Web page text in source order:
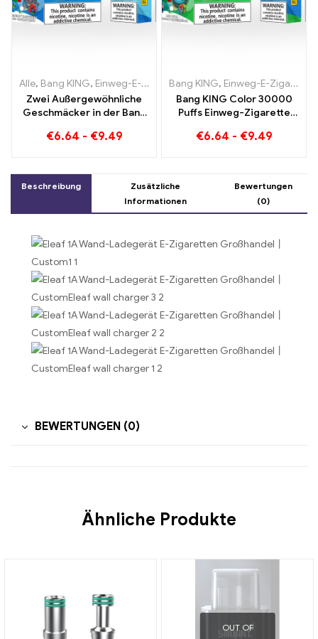
Alle, Bang KING, Einweg-E-Zigaretten Litauen ,Einweg-E-
Zwei Außergewöhnliche
Geschmäcker in der Bang
Zigarette Blueberry
€6.64 - €9.49
Bang KING, Einweg-E-Zigaretten Litauen
Bang KING Color 30000
Puffs Einweg-Zigarette
Geschmacksrichtungen
Sweet
€6.64 - €9.49
Beschreibung
Zusätzliche
Informationen
Bewertungen
(0)
BEWERTUNGEN (0)
Ähnliche Produkte
OUT OF